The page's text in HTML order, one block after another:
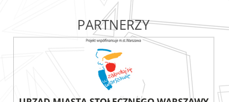
PARTNERZY